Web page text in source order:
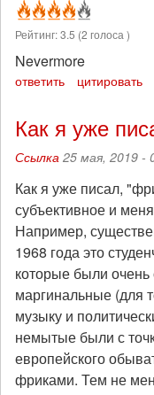
Рейтинг:3.5 (2 голоса )
Nevermore
ответить цитировать
Как я уже
Ссылка 25 мая, 2019 -
Как я уже писал,
субъективное и
Например,
1968 года это
которые были
маргинальные (для
музыку и
немытые были с
европейского
фриками. Тем не